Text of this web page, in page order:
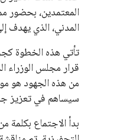
المعتمدين، بحضور
المدني، الذي يهدف
تأتي هذه الخطوة
قرار مجلس الوزراء
من هذه الجهود هو
سيساهم في تعزيز
بدأ الاجتماع بكلمة